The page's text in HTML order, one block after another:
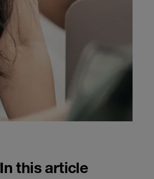
In this article